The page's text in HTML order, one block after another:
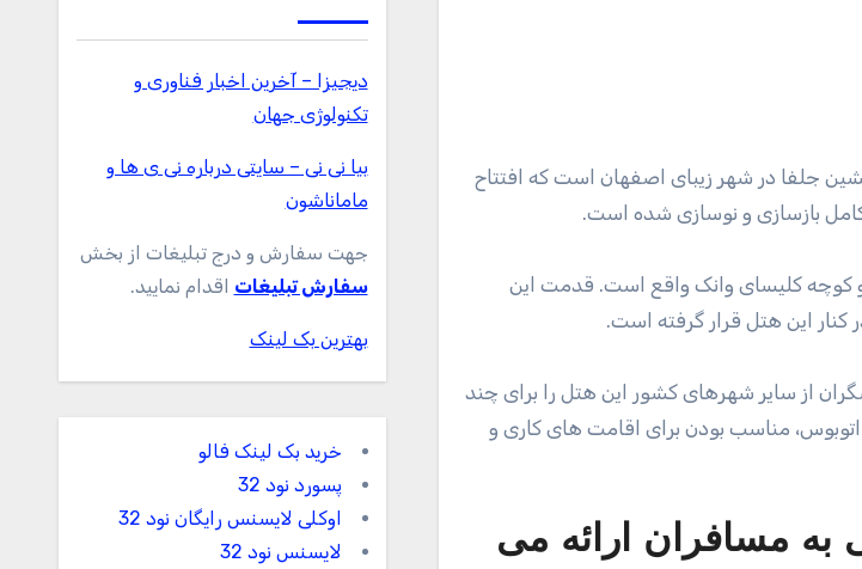
و کوچه کلیسای وانک واقع است. قدمت این
این هتل قرار گرفته است.
از سایر شهرهای کشور این هتل را برای چند
اتوبوس، مناسب بودن برای اقامت های کاری و
به مسافران ارائه می
دیجیزا – آخرین اخبار فناوری و
تکنولوژی جهان
بیا نی نی – سایتی درباره نی ی ها و
ماماناشون
جهت سفارش و درج تبلیغات از بخش
سفارش تبلیغات اقدام نمایید.
بهترین بک لینک
خرید بک لینک فالو
پسورد نود 32
اوکلی لایسنس رایگان نود 32
لایسنس نود 32